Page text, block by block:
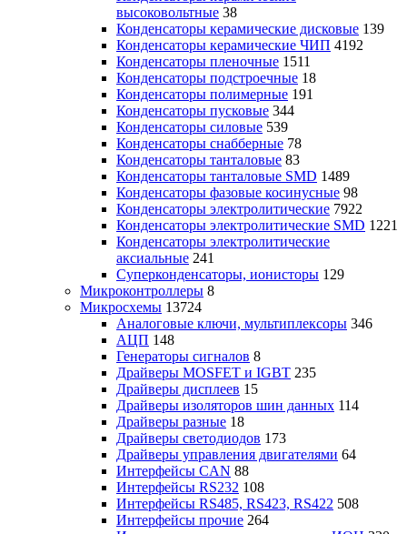
высоковольтные 38
Конденсаторы керамические дисковые 139
Конденсаторы керамические ЧИП 4192
Конденсаторы пленочные 1511
Конденсаторы подстроечные 18
Конденсаторы полимерные 191
Конденсаторы пусковые 344
Конденсаторы силовые 539
Конденсаторы снабберные 78
Конденсаторы танталовые 83
Конденсаторы танталовые SMD 1489
Конденсаторы фазовые косинусные 98
Конденсаторы электролитические 7922
Конденсаторы электролитические SMD 1221
Конденсаторы электролитические
аксиальные 241
Суперконденсаторы, ионисторы 129
Микроконтроллеры 8
Микросхемы 13724
Аналоговые ключи, мультиплексоры 346
АЦП 148
Генераторы сигналов 8
Драйверы MOSFET и IGBT 235
Драйверы дисплеев 15
Драйверы изоляторов шин данных 114
Драйверы разные 18
Драйверы светодиодов 173
Драйверы управления двигателями 64
Интерфейсы CAN 88
Интерфейсы RS232 108
Интерфейсы RS485, RS423, RS422 508
Интерфейсы прочие 264